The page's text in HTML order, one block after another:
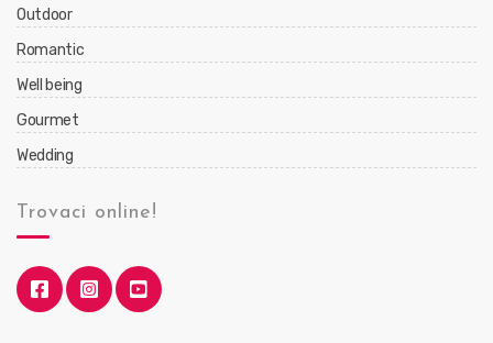
Outdoor
Romantic
Well being
Gourmet
Wedding
Trovaci online!